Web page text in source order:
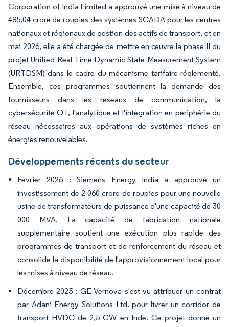
Corporation of India Limited a approuvé une mise à niveau de
485,04 crore de roupies des systèmes SCADA pour les centres
nationaux et régionaux de gestion des actifs de transport, et en
mai 2026, elle a été chargée de mettre en œuvre la phase II du
projet Unified Real Time Dynamic State Measurement System
(URTDSM) dans le cadre du mécanisme tarifaire réglementé.
Ensemble, ces programmes soutiennent la demande des
fournisseurs dans les réseaux de communication, la
cybersécurité OT, l'analytique et l'intégration en périphérie du
réseau nécessaires aux opérations de systèmes riches en
énergies renouvelables.
Développements récents du secteur
Février 2026 : Siemens Energy India a approuvé un
investissement de 2 060 crore de roupies pour une nouvelle
usine de transformateurs de puissance d'une capacité de 30
000 MVA. La capacité de fabrication nationale
supplémentaire soutient une exécution plus rapide des
programmes de transport et de renforcement du réseau et
consolide la disponibilité de l'approvisionnement local pour
les mises à niveau de réseau.
Décembre 2025 : GE Vernova s'est vu attribuer un contrat
par Adani Energy Solutions Ltd. pour livrer un corridor de
transport HVDC de 2,5 GW en Inde. Ce projet donne un